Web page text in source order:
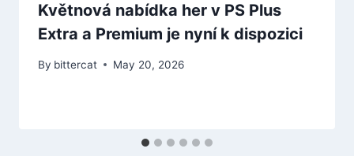
Květnová nabídka her v PS Plus
Extra a Premium je nyní k dispozici
By bittercat May 20, 2026